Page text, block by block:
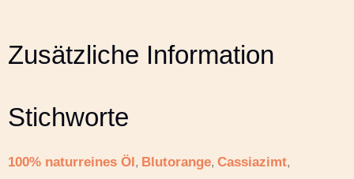
Zusätzliche Information
Stichworte
100% naturreines Öl , Blutorange, Cassiazimt,